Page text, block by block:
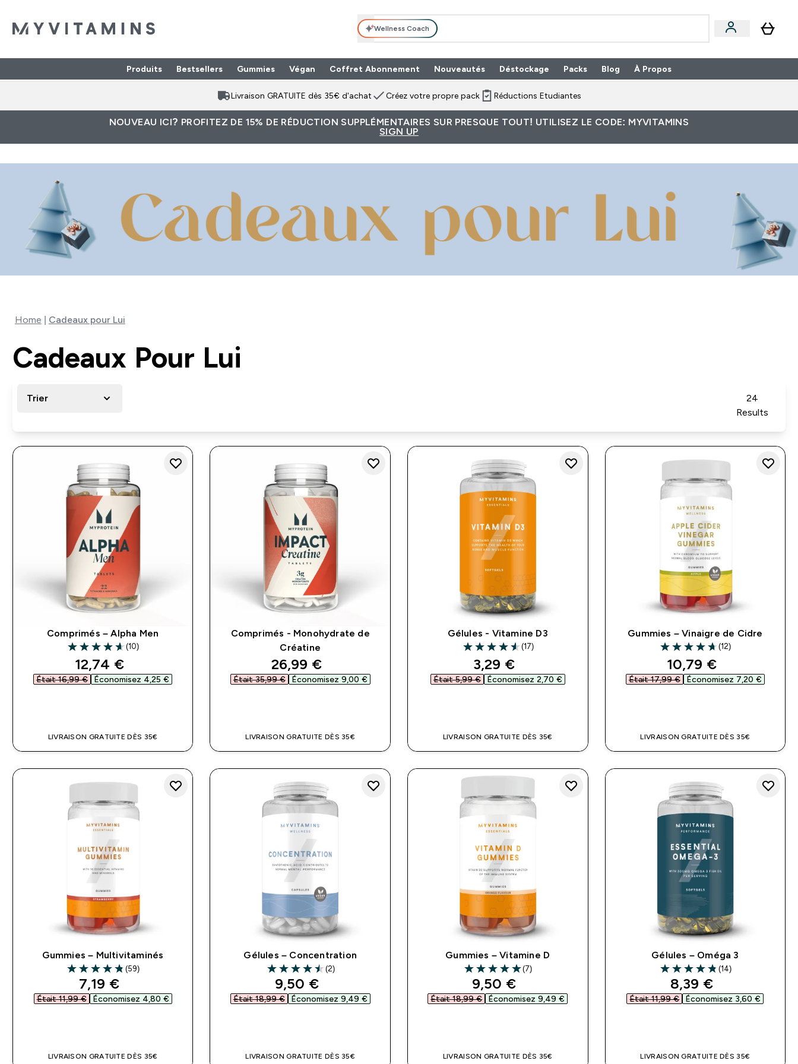
Wellness Coach
Produits Enter Produits submenu
Bestsellers Gummies Végan Coffret Abonnement Nouveautés Déstockage Packs Enter Packs submenu
Blog À Propos
Livraison GRATUITE dès 35€ d'achat Créez votre propre pack Réductions Etudiantes
NOUVEAU ICI? PROFITEZ DE 15% DE RÉDUCTION SUPPLÉMENTAIRES SUR PRESQUE TOUT! UTILISEZ LE CODE: MYVITAMINS
SIGN UP
Home Cadeaux pour Lui
Cadeaux Pour Lui
Trier
24
Results
Comprimés – Alpha Men
4.6 out of 5 stars
(10)
discounted price
12,74 €‎
Était 16,99 €‎ Économisez 4,25 €‎
LIVRAISON GRATUITE DÈS 35€
Comprimés - Monohydrate de
Créatine
discounted price
26,99 €‎
Était 35,99 €‎ Économisez 9,00 €‎
LIVRAISON GRATUITE DÈS 35€
Gélules - Vitamine D3
4.59 out of 5 stars
(17)
discounted price
3,29 €‎
Était 5,99 €‎ Économisez 2,70 €‎
LIVRAISON GRATUITE DÈS 35€
Gummies – Vinaigre de Cidre
4.67 out of 5 stars
(12)
discounted price
10,79 €‎
Était 17,99 €‎ Économisez 7,20 €‎
LIVRAISON GRATUITE DÈS 35€
Gummies – Multivitaminés
4.81 out of 5 stars
(59)
discounted price
7,19 €‎
Était 11,99 €‎ Économisez 4,80 €‎
LIVRAISON GRATUITE DÈS 35€
Gélules – Concentration
4.5 out of 5 stars
(2)
discounted price
9,50 €‎
Était 18,99 €‎ Économisez 9,49 €‎
LIVRAISON GRATUITE DÈS 35€
Gummies – Vitamine D
5 out of 5 stars
(7)
discounted price
9,50 €‎
Était 18,99 €‎ Économisez 9,49 €‎
LIVRAISON GRATUITE DÈS 35€
Gélules – Oméga 3
4.79 out of 5 stars
(14)
discounted price
8,39 €‎
Était 11,99 €‎ Économisez 3,60 €‎
LIVRAISON GRATUITE DÈS 35€